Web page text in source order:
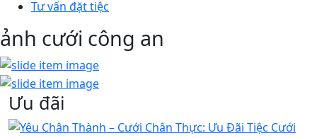
Tư vấn đặt tiệc
ảnh cưới công an
Ưu đãi